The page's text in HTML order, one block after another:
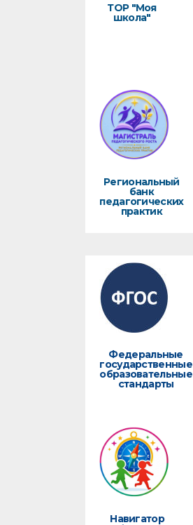
ТОР "Моя
школа"
Региональный
банк
педагогических
практик
Федеральные
государственные
образовательные
стандарты
Навигатор